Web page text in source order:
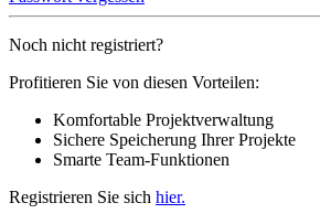
Noch nicht registriert?
Profitieren Sie von diesen Vorteilen:
Komfortable Projektverwaltung
Sichere Speicherung Ihrer Projekte
Smarte Team-Funktionen
Registrieren Sie sich hier.